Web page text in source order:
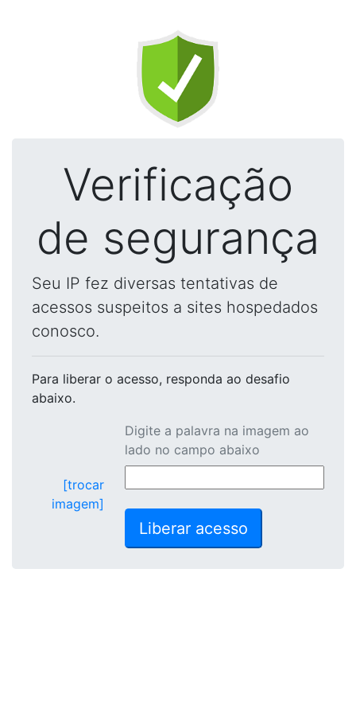
Verificação
de segurança
Seu IP fez diversas tentativas de
acessos suspeitos a sites hospedados
conosco.
Para liberar o acesso, responda ao desafio
abaixo.
[trocar
imagem]
Digite a palavra na imagem ao
lado no campo abaixo